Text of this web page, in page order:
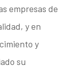
empresas de
y en
y
su